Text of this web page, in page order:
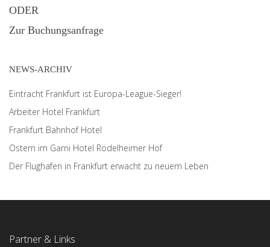
ODER
Zur Buchungsanfrage
NEWS-ARCHIV
Eintracht Frankfurt ist Europa-League-Sieger!
Arbeiter Hotel Frankfurt
Frankfurt Bahnhof Hotel
Ostern im Garni Hotel Rödelheimer Hof
Der Flughafen in Frankfurt erwacht zu neuem Leben
Partner & Links